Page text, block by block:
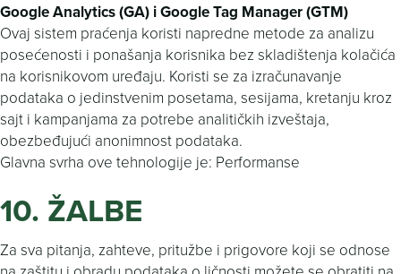
Google Analytics (GA) i Google Tag Manager (GTM)
Ovaj sistem praćenja koristi napredne metode za analizu
posećenosti i ponašanja korisnika bez skladištenja kolačića
na korisnikovom uređaju. Koristi se za izračunavanje
podataka o jedinstvenim posetama, sesijama, kretanju kroz
sajt i kampanjama za potrebe analitičkih izveštaja,
obezbeđujući anonimnost podataka.
Glavna svrha ove tehnologije je: Performanse
10. ŽALBE
Za sva pitanja, zahteve, pritužbe i prigovore koji se odnose